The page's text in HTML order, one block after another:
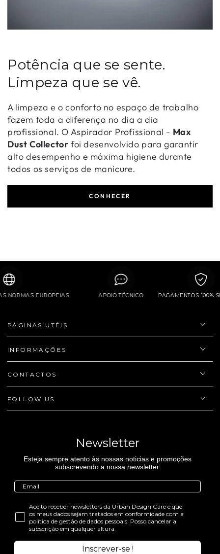
Potência que se sente.
Limpeza que se vê.
A limpeza e o conforto no espaço de trabalho
fazem toda a diferença no dia a dia
profissional. O Aspirador Profissional - Max
Dust Collector foi desenvolvido para garantir
alto desempenho e máxima higiene durante
todos os serviços de manicure.
CONHECER
DAS NORMAS EUROPEIAS APOIO TÉCNICO PAGAMENTOS
PÁGINAS UTÉIS
INFORMAÇÕES
CONTACTOS
FOLLOW US
Newsletter
Esteja sempre atento às nossas noticias e promoções
subscrevendo a nossa newsletter.
Aceito receber newsletters da Urban Design Care e que
os meus dados sejam tratados em conformidade com a
política de gestão de dados pessoais. Posso cancelar a
subscrição em qualquer altura.
Inscrever-se !